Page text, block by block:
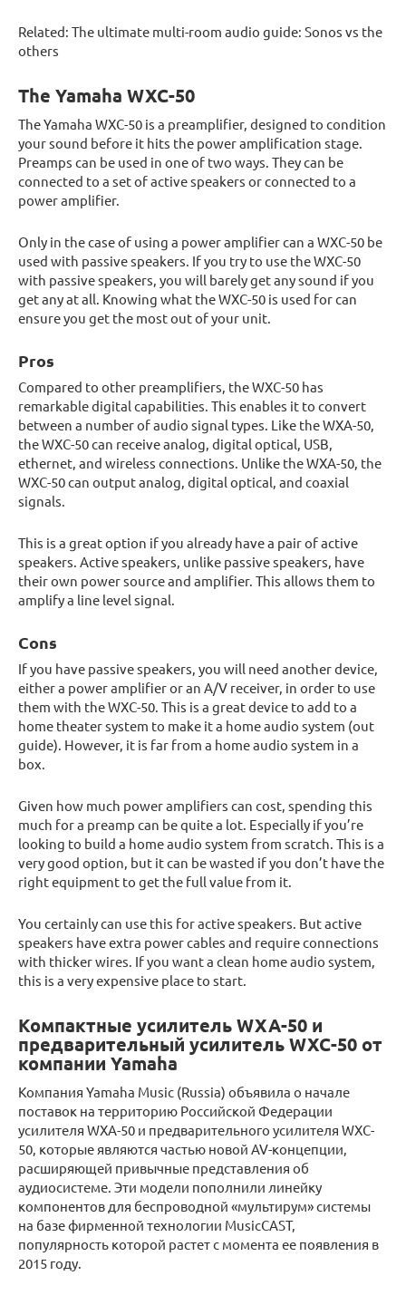
Related: The ultimate multi-room audio guide: Sonos vs the
others
The Yamaha WXC-50
The Yamaha WXC-50 is a preamplifier, designed to condition
your sound before it hits the power amplification stage.
Preamps can be used in one of two ways. They can be
connected to a set of active speakers or connected to a
power amplifier.
Only in the case of using a power amplifier can a WXC-50 be
used with passive speakers. If you try to use the WXC-50
with passive speakers, you will barely get any sound if you
get any at all. Knowing what the WXC-50 is used for can
ensure you get the most out of your unit.
Pros
Compared to other preamplifiers, the WXC-50 has
remarkable digital capabilities. This enables it to convert
between a number of audio signal types. Like the WXA-50,
the WXC-50 can receive analog, digital optical, USB,
ethernet, and wireless connections. Unlike the WXA-50, the
WXC-50 can output analog, digital optical, and coaxial
signals.
This is a great option if you already have a pair of active
speakers. Active speakers, unlike passive speakers, have
their own power source and amplifier. This allows them to
amplify a line level signal.
Cons
If you have passive speakers, you will need another device,
either a power amplifier or an A/V receiver, in order to use
them with the WXC-50. This is a great device to add to a
home theater system to make it a home audio system (out
guide). However, it is far from a home audio system in a
box.
Given how much power amplifiers can cost, spending this
much for a preamp can be quite a lot. Especially if you’re
looking to build a home audio system from scratch. This is a
very good option, but it can be wasted if you don’t have the
right equipment to get the full value from it.
You certainly can use this for active speakers. But active
speakers have extra power cables and require connections
with thicker wires. If you want a clean home audio system,
this is a very expensive place to start.
Компактные усилитель WXA-50 и
предварительный усилитель WXC-50 от
компании Yamaha
Компания Yamaha Music (Russia) объявила о начале
поставок на территорию Российской Федерации
усилителя WXA-50 и предварительного усилителя WXC-
50, которые являются частью новой AV-концепции,
расширяющей привычные представления об
аудиосистеме. Эти модели пополнили линейку
компонентов для беспроводной «мультирум» системы
на базе фирменной технологии MusicCAST,
популярность которой растет с момента ее появления в
2015 году.